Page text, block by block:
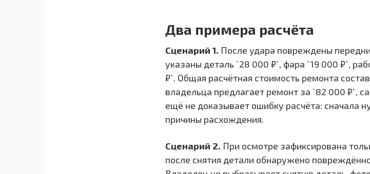
Два примера расчёта
Сценарий 1. После удара повреждены
указаны деталь `28 000 ₽`, фара `19 000 ₽`,
₽`. Общая расчётная стоимость ремонта
владельца предлагает ремонт за `82 000 ₽`,
ещё не доказывает ошибку расчёта: сначала
причины расхождения.
Сценарий 2. При осмотре зафиксирована
после снятия детали обнаружено